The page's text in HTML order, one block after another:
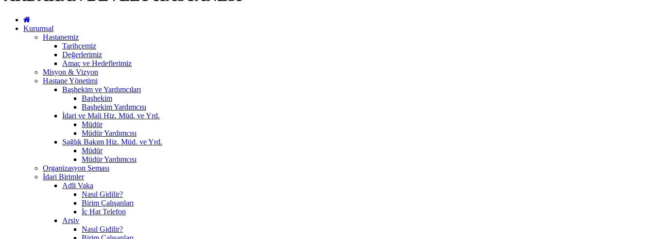
Kurumsal
Hastanemiz
Tarihçemiz
Değerlerimiz
Amaç ve Hedeflerimiz
Misyon & Vizyon
Hastane Yönetimi
Başhekim ve Yardımcıları
Başhekim
Başhekim Yardımcısı
İdari ve Mali Hiz. Müd. ve Yrd.
Müdür
Müdür Yardımcısı
Sağlık Bakım Hiz. Müd. ve Yrd.
Müdür
Müdür Yardımcısı
Organizasyon Şeması
İdari Birimler
Adli Vaka
Nasıl Gidilir?
Birim Çalışanları
İç Hat Telefon
Arşiv
Nasıl Gidilir?